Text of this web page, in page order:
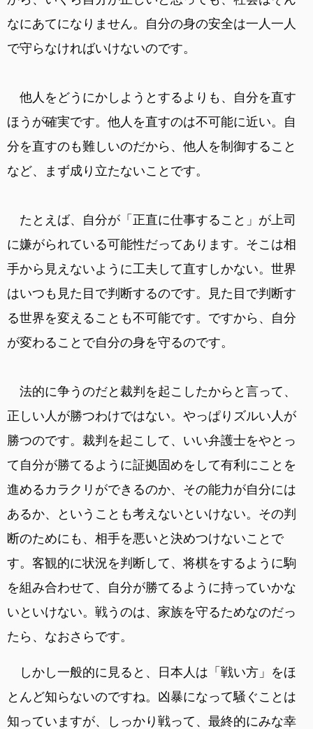
なにあてになりません。自分の身の安全は一人一人
で守らなければいけないのです。
他人をどうにかしようとするよりも、自分を直す
ほうが確実です。他人を直すのは不可能に近い。自
分を直すのも難しいのだから、他人を制御すること
など、まず成り立たないことです。
たとえば、自分が「正直に仕事すること」が上司
に嫌がられている可能性だってあります。そこは相
手から見えないように工夫して直すしかない。世界
はいつも見た目で判断するのです。見た目で判断す
る世界を変えることも不可能です。ですから、自分
が変わることで自分の身を守るのです。
法的に争うのだと裁判を起こしたからと言って、
正しい人が勝つわけではない。やっぱりズルい人が
勝つのです。裁判を起こして、いい弁護士をやとっ
て自分が勝てるように証拠固めをして有利にことを
進めるカラクリができるのか、その能力が自分には
あるか、ということも考えないといけない。その判
断のためにも、相手を悪いと決めつけないことで
す。客観的に状況を判断して、将棋をするように駒
を組み合わせて、自分が勝てるように持っていかな
いといけない。戦うのは、家族を守るためなのだっ
たら、なおさらです。
しかし一般的に見ると、日本人は「戦い方」をほ
とんど知らないのですね。凶暴になって騒ぐことは
知っていますが、しっかり戦って、最終的にみな幸